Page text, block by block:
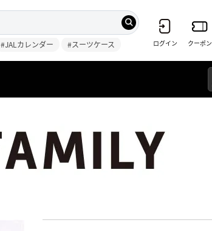
#JALカレンダー #スーツケース ログイン クーポン